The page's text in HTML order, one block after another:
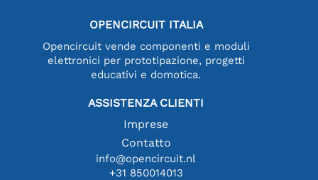
OPENCIRCUIT ITALIA
Opencircuit vende componenti e moduli
elettronici per prototipazione, progetti
educativi e domotica.
ASSISTENZA CLIENTI
Imprese
Contatto
info@opencircuit.nl
+31 850014013